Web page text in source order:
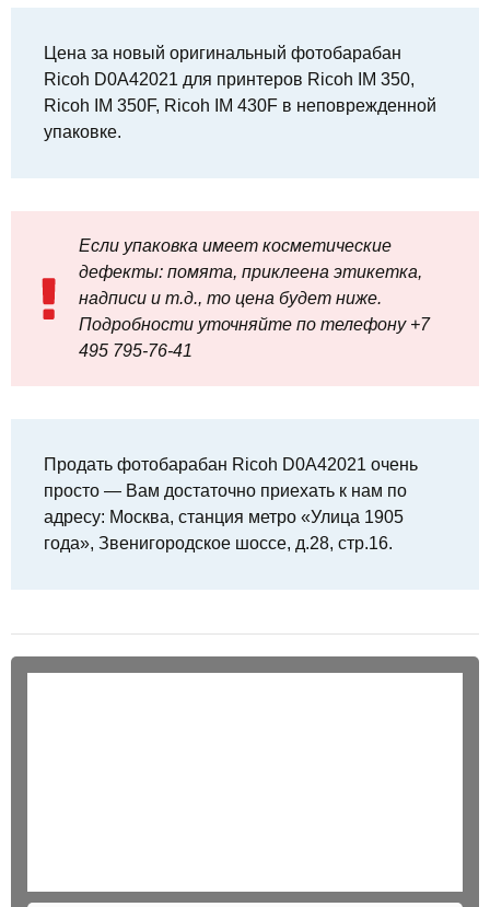
Цена за новый оригинальный фотобарабан
Ricoh D0A42021 для принтеров Ricoh IM 350,
Ricoh IM 350F, Ricoh IM 430F в неповрежденной
упаковке.
Если упаковка имеет косметические
дефекты: помята, приклеена этикетка,
надписи и т.д., то цена будет ниже.
Подробности уточняйте по телефону +7
495 795‑76-41
Продать фотобарабан Ricoh D0A42021 очень
просто — Вам достаточно приехать к нам по
адресу: Москва, станция метро «Улица 1905
года», Звенигородское шоссе, д.28, стр.16.